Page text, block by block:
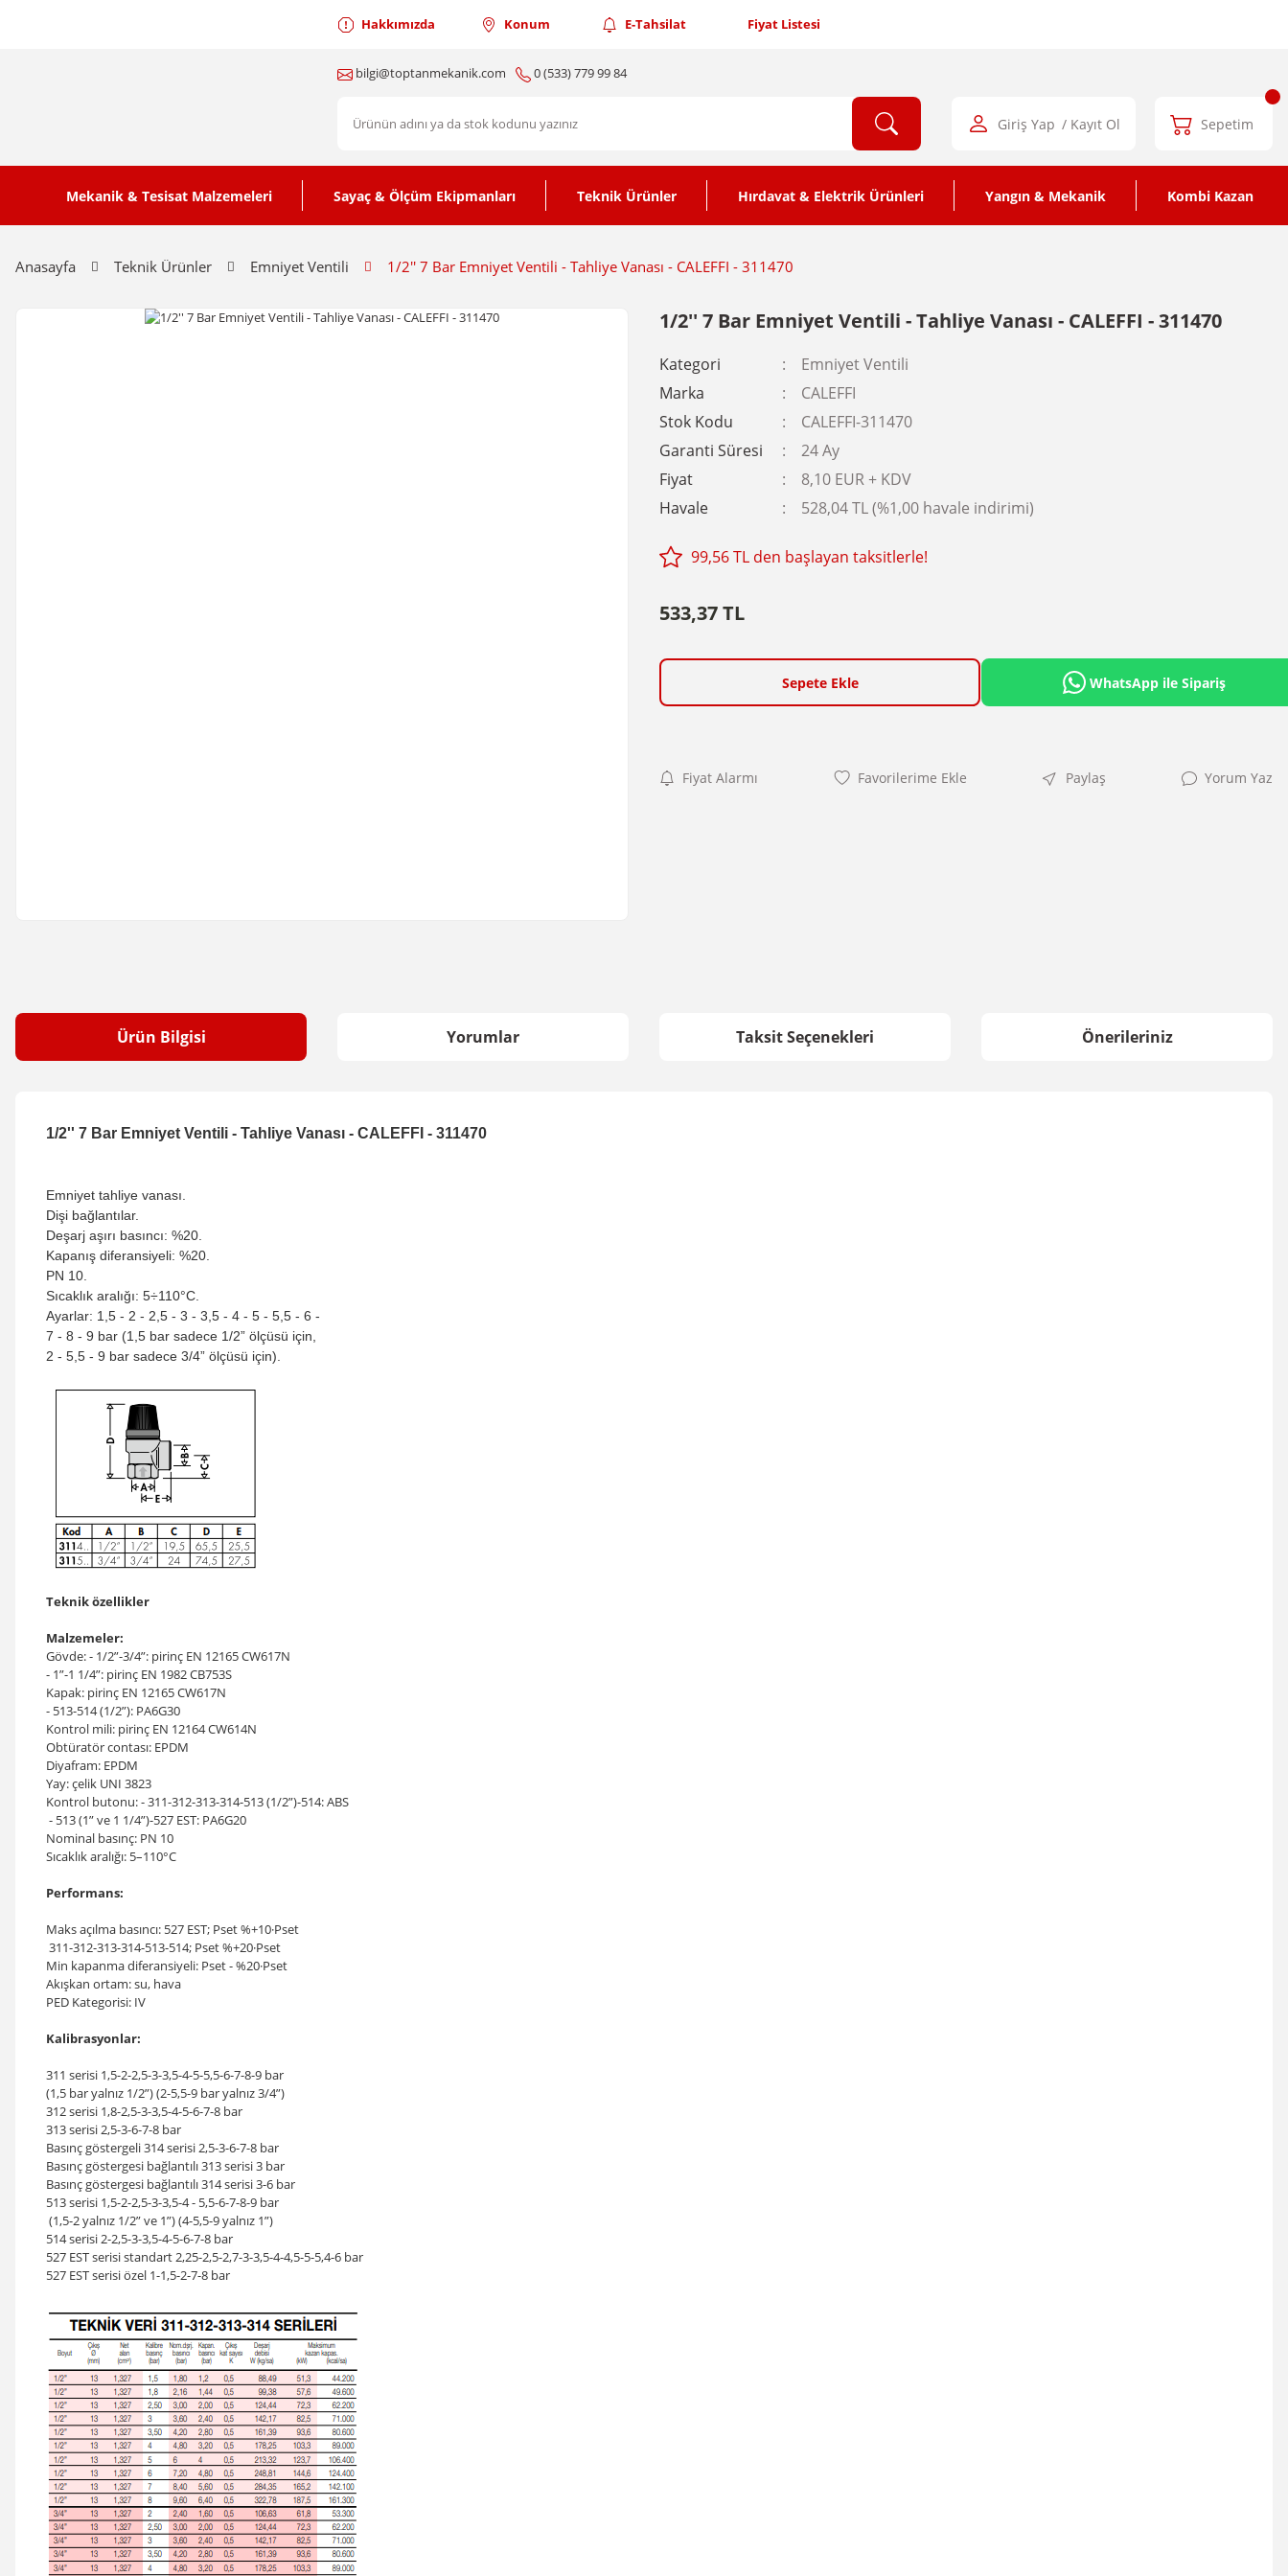
Hakkımızda Konum E-Tahsilat Fiyat Listesi
bilgi@toptanmekanik.com 0 (533) 779 99 84
Giriş Yap / Kayıt Ol Sepetim
Mekanik & Tesisat Malzemeleri Sayaç & Ölçüm Ekipmanları Teknik Ürünler Hırdavat & Elektrik Ürünleri Yangın & Mekanik Kombi Kazan
Anasayfa Teknik Ürünler Emniyet Ventili 1/2'' 7 Bar Emniyet Ventili - Tahliye Vanası - CALEFFI - 311470
1/2'' 7 Bar Emniyet Ventili - Tahliye Vanası - CALEFFI - 311470
Kategori
Emniyet Ventili
Marka
CALEFFI
Stok Kodu
CALEFFI-311470
Garanti Süresi
24 Ay
Fiyat
8,10 EUR + KDV
Havale
528,04 TL (%1,00 havale indirimi)
99,56 TL den başlayan taksitlerle!
533,37 TL
Sepete Ekle WhatsApp ile Sipariş
Fiyat Alarmı Paylaş Yorum Yaz
Ürün Bilgisi Yorumlar Taksit Seçenekleri Önerileriniz
1/2'' 7 Bar Emniyet Ventili - Tahliye Vanası - CALEFFI - 311470
Emniyet tahliye vanası.
Dişi bağlantılar.
Deşarj aşırı basıncı: %20.
Kapanış diferansiyeli: %20.
PN 10.
Sıcaklık aralığı: 5÷110°C.
Ayarlar: 1,5 - 2 - 2,5 - 3 - 3,5 - 4 - 5 - 5,5 - 6 -
7 - 8 - 9 bar (1,5 bar sadece 1/2” ölçüsü için,
2 - 5,5 - 9 bar sadece 3/4” ölçüsü için).
Teknik özellikler
Malzemeler:
Gövde: - 1/2”-3/4”: pirinç EN 12165 CW617N
- 1”-1 1/4”: pirinç EN 1982 CB753S
Kapak: pirinç EN 12165 CW617N
- 513-514 (1/2”): PA6G30
Kontrol mili: pirinç EN 12164 CW614N
Obtüratör contası: EPDM
Diyafram: EPDM
Yay: çelik UNI 3823
Kontrol butonu: - 311-312-313-314-513 (1/2”)-514: ABS
- 513 (1” ve 1 1/4”)-527 EST: PA6G20
Nominal basınç: PN 10
Sıcaklık aralığı: 5–110°C
Performans:
Maks açılma basıncı: 527 EST; Pset %+10·Pset
311-312-313-314-513-514; Pset %+20·Pset
Min kapanma diferansiyeli: Pset - %20·Pset
Akışkan ortam: su, hava
PED Kategorisi: IV
Kalibrasyonlar:
311 serisi 1,5-2-2,5-3-3,5-4-5-5,5-6-7-8-9 bar
(1,5 bar yalnız 1/2”) (2-5,5-9 bar yalnız 3/4”)
312 serisi 1,8-2,5-3-3,5-4-5-6-7-8 bar
313 serisi 2,5-3-6-7-8 bar
Basınç göstergeli 314 serisi 2,5-3-6-7-8 bar
Basınç göstergesi bağlantılı 313 serisi 3 bar
Basınç göstergesi bağlantılı 314 serisi 3-6 bar
513 serisi 1,5-2-2,5-3-3,5-4 - 5,5-6-7-8-9 bar
(1,5-2 yalnız 1/2” ve 1”) (4-5,5-9 yalnız 1”)
514 serisi 2-2,5-3-3,5-4-5-6-7-8 bar
527 EST serisi standart 2,25-2,5-2,7-3-3,5-4-4,5-5-5,4-6 bar
527 EST serisi özel 1-1,5-2-7-8 bar